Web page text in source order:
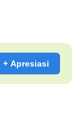
+ Apresiasi